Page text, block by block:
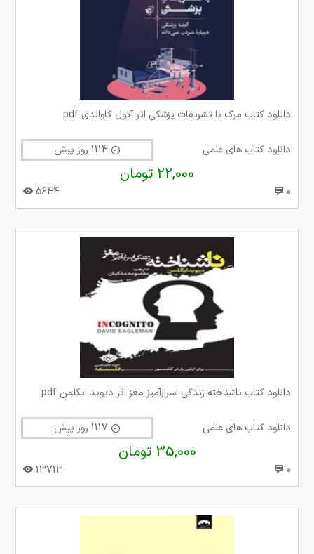
دانلود کتاب مرگ با تشریفات پزشکی اثر آتول گاواندی pdf
دانلود کتاب های علمی
22,000 تومان
0
5644
دانلود کتاب ناشناخته زندگی اسرارآمیز مغز اثر دیوید ایگلمن pdf
دانلود کتاب های علمی
35,000 تومان
0
13713